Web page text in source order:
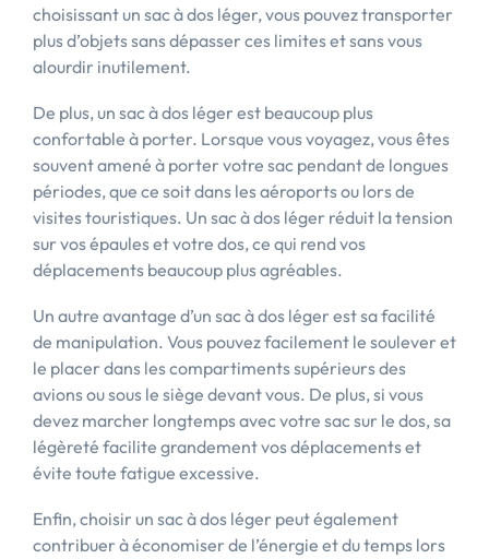
choisissant un sac à dos léger, vous pouvez transporter
plus d’objets sans dépasser ces limites et sans vous
alourdir inutilement.
De plus, un sac à dos léger est beaucoup plus
confortable à porter. Lorsque vous voyagez, vous êtes
souvent amené à porter votre sac pendant de longues
périodes, que ce soit dans les aéroports ou lors de
visites touristiques. Un sac à dos léger réduit la tension
sur vos épaules et votre dos, ce qui rend vos
déplacements beaucoup plus agréables.
Un autre avantage d’un sac à dos léger est sa facilité
de manipulation. Vous pouvez facilement le soulever et
le placer dans les compartiments supérieurs des
avions ou sous le siège devant vous. De plus, si vous
devez marcher longtemps avec votre sac sur le dos, sa
légèreté facilite grandement vos déplacements et
évite toute fatigue excessive.
Enfin, choisir un sac à dos léger peut également
contribuer à économiser de l’énergie et du temps lors